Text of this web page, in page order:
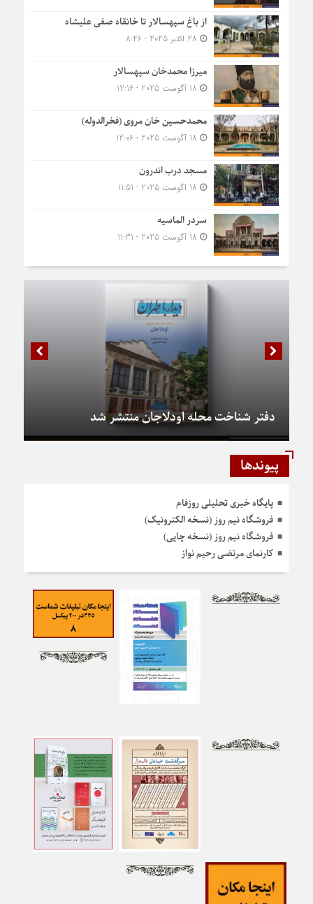
از باغ سپهسالار تا خانقاه صفی علیشاه
میرزا محمدخان سپهسالار
محمدحسین خان مروی (فخرالدوله)
مسجد درب اندرون
سردر الماسیه
دفتر شناخت محله اودلاجان منتشر شد
پیوندها
پایگاه خبری تحلیلی روزفام
فروشگاه نیم روز (نسخه الکترونیک)
فروشگاه نیم روز (نسخه چاپی)
کارنمای مرتضی رحیم نواز